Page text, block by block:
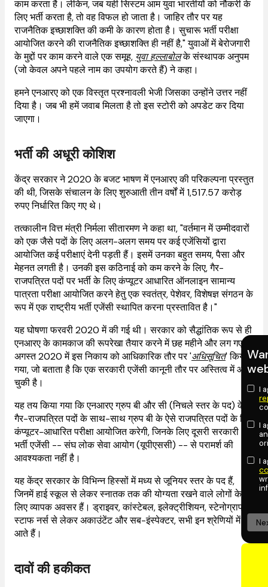
काम करता है। लेकिन, जब यही सिस्टम आम युवा भारतीयों को नौकरी के
लिए भर्ती करता है, तो वह विफल हो जाता है। जाहिर तौर पर यह
राजनैतिक इच्छाशक्ति की कमी के कारण होता है। सुचारू भर्ती परीक्षा
आयोजित करने की राजनैतिक इच्छाशक्ति ही नहीं है," युवाओं में बेरोजगारी
के मुद्दों पर काम करने वाले एक समूह, युवा हल्लाबोलके संस्थापक अनुपम
(जो केवल अपने पहले नाम का उपयोग करते हैं) ने कहा।
हमने एनआरए को एक विस्तृत प्रश्नावली भेजी जिसका उन्होंने उत्तर नहीं
दिया है। जब भी हमें जवाब मिलता है तो इस स्टोरी को अपडेट कर दिया
जाएगा।
भर्ती की अधूरी कोशिश
केंद्र सरकार ने 2020 के बजट भाषण में एनआरए की परिकल्पना प्रस्तुत
की थी, जिसके संचालन के लिए शुरुआती तीन वर्षों में 1,517.57 करोड़
रुपए निर्धारित किए गए थे।
तत्कालीन वित्त मंत्री निर्मला सीतारमण ने कहा था, "वर्तमान में उम्मीदवारों
को एक जैसे पदों के लिए अलग-अलग समय पर कई एजेंसियों द्वारा
आयोजित कई परीक्षाएं देनी पड़ती हैं। इसमें उनका बहुत समय, पैसा और
मेहनत लगती है। उनकी इस कठिनाई को कम करने के लिए, गैर-
राजपत्रित पदों पर भर्ती के लिए कंप्यूटर आधारित ऑनलाइन सामान्य
पात्रता परीक्षा आयोजित करने हेतु एक स्वतंत्र, पेशेवर, विशेषज्ञ संगठन के
रूप में एक राष्ट्रीय भर्ती एजेंसी स्थापित करना प्रस्तावित है।"
यह घोषणा फरवरी 2020 में की गई थी। सरकार को सैद्धांतिक रूप से ही
एनआरए के कामकाज की रूपरेखा तैयार करने में छह महीने और लग गए।
अगस्त 2020 में इस निकाय को आधिकारिक तौर पर 'अधिसूचित' किया
गया, जो बताता है कि एक सरकारी एजेंसी कानूनी तौर पर अस्तित्व में आ
चुकी है।
यह तय किया गया कि एनआरए ग्रुप बी और सी (निचले स्तर के पद) के
गैर-राजपत्रित पदों के साथ-साथ ग्रुप बी के ऐसे राजपत्रित पदों के लिए
कंप्यूटर-आधारित परीक्षा आयोजित करेगी, जिनके लिए दूसरी सरकारी
भर्ती एजेंसी -- संघ लोक सेवा आयोग (यूपीएससी) -- से परामर्श की
आवश्यकता नहीं है।
यह केंद्र सरकार के विभिन्न हिस्सों में मध्य से जूनियर स्तर के पद हैं,
जिनमें हाई स्कूल से लेकर स्नातक तक की योग्यता रखने वाले लोगों के
लिए व्यापक अवसर हैं। ड्राइवर, कांस्टेबल, इलेक्ट्रीशियन, स्टेनोग्राफर,
स्टाफ नर्स से लेकर अकाउंटेंट और सब-इंस्पेक्टर, सभी इन श्रेणियों में
आते हैं।
दावों की हकीकत
I
I
I